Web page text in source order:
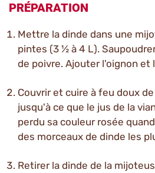
PRÉPARATION
Mettre la dinde dans une
pintes (3 ½ à 4 L).
de poivre. Ajouter l'oignon et
Couvrir et cuire à feu doux
jusqu'à ce que le jus de la
perdu sa couleur rosée
des morceaux de dinde les
Retirer la dinde de la